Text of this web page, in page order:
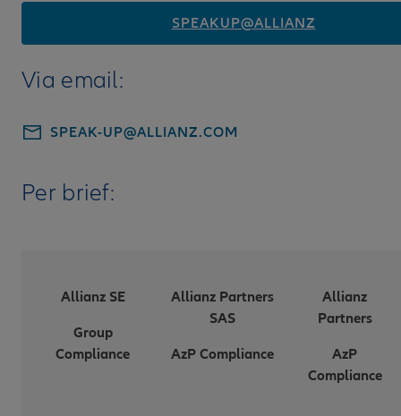
SPEAKUP@ALLIANZ
Via email:
SPEAK-UP@ALLIANZ.COM
Per brief:
Allianz SE
Group
Compliance
Allianz Partners
SAS
AzP Compliance
Allianz
Partners
AzP
Compliance